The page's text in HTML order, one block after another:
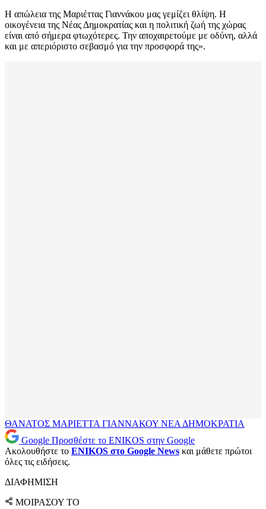
Η απώλεια της Μαριέττας Γιαννάκου μας γεμίζει θλίψη. Η
οικογένεια της Νέας Δημοκρατίας και η πολιτική ζωή της χώρας
είναι από σήμερα φτωχότερες. Την αποχαιρετούμε με οδύνη, αλλά
και με απεριόριστο σεβασμό για την προσφορά της».
ΘΑΝΑΤΟΣ ΜΑΡΙΕΤΤΑ ΓΙΑΝΝΑΚΟΥ ΝΕΑ ΔΗΜΟΚΡΑΤΙΑ
Google Προσθέστε το ENIKOS στην Google
Ακολουθήστε το ENIKOS στο Google News και μάθετε πρώτοι
όλες τις ειδήσεις.
ΔΙΑΦΗΜΙΣΗ
ΜΟΙΡΑΣΟΥ ΤΟ